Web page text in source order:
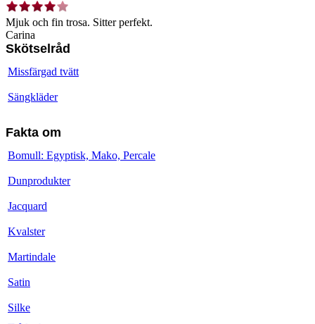
Mjuk och fin trosa. Sitter perfekt.
Carina
Skötselråd
Missfärgad tvätt
Sängkläder
Fakta om
Bomull: Egyptisk, Mako, Percale
Dunprodukter
Jacquard
Kvalster
Martindale
Satin
Silke